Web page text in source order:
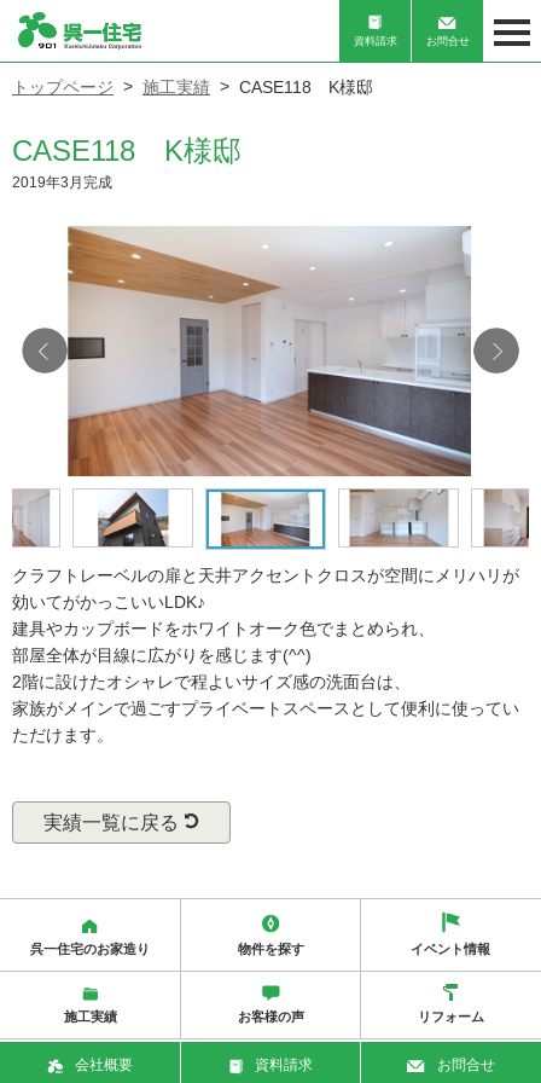
資料請求 お問合せ
トップページ 施工実績 CASE118 K様邸
CASE118 K様邸
2019年3月完成
クラフトレーベルの扉と天井アクセントクロスが空間にメリハリが
効いてがかっこいいLDK♪
建具やカップボードをホワイトオーク色でまとめられ、
部屋全体が目線に広がりを感じます(^^)
2階に設けたオシャレで程よいサイズ感の洗面台は、
家族がメインで過ごすプライベートスペースとして便利に使ってい
ただけます。
実績一覧に戻る
呉一住宅のお家造り 物件を探す イベント情報
施工実績 お客様の声 リフォーム
会社概要 資料請求 お問合せ